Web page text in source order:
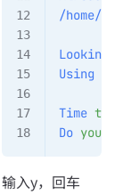
/home/
Looking
Using
Time to
Do you
输入y，回车